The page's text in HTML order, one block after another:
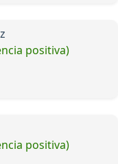
positiva)
positiva)